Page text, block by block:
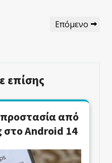
Επόμενο
Επόμενο
επίσης
από
Android 14